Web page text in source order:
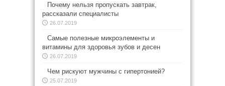
Почему нельзя пропускать завтрак,
рассказали специалисты
26.07.2019
Самые полезные микроэлементы и
витамины для здоровья зубов и десен
26.07.2019
Чем рискуют мужчины с гипертонией?
25.07.2019